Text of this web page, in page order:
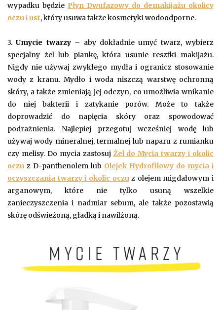
wypadku będzie Płyn Dwufazowy do demakijażu okolicy
oczu i ust, który usuwa także kosmetyki wodoodporne.
3.Umycie twarzy– aby dokładnie umyć twarz, wybierz
specjalny żel lub piankę, która usunie resztki makijażu.
Nigdy nie używaj zwykłego mydła i ogranicz stosowanie
wody z kranu. Mydło i woda niszczą warstwę ochronną
skóry, a także zmieniają jej odczyn, co umożliwia wnikanie
do niej bakterii i zatykanie porów. Może to także
doprowadzić do napięcia skóry oraz spowodować
podrażnienia. Najlepiej przegotuj wcześniej wodę lub
używaj wody mineralnej, termalnej lub naparu z rumianku
czy melisy. Do mycia zastosuj Żel do Mycia twarzy i okolic
oczu z D-panthenolem lub Olejek Hydrofilowy do mycia i
oczyszczania twarzy i okolic oczu z olejem migdałowym i
arganowym, które nie tylko usuną wszelkie
zanieczyszczenia i nadmiar sebum, ale także pozostawią
skórę odświeżoną, gładką i nawilżoną.